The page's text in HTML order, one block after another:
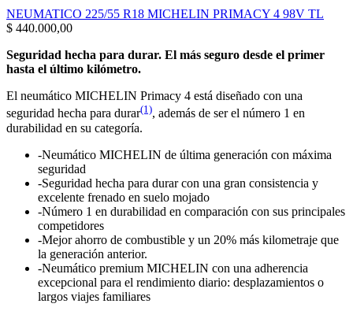
NEUMATICO 225/55 R18 MICHELIN PRIMACY 4 98V TL
$ 440.000,00
Seguridad hecha para durar. El más seguro desde el primer
hasta el último kilómetro.
El neumático MICHELIN Primacy 4 está diseñado con una
seguridad hecha para durar(1), además de ser el número 1 en
durabilidad en su categoría.
-Neumático MICHELIN de última generación con máxima
seguridad
-Seguridad hecha para durar con una gran consistencia y
excelente frenado en suelo mojado
-Número 1 en durabilidad en comparación con sus principales
competidores
-Mejor ahorro de combustible y un 20% más kilometraje que
la generación anterior.
-Neumático premium MICHELIN con una adherencia
excepcional para el rendimiento diario: desplazamientos o
largos viajes familiares